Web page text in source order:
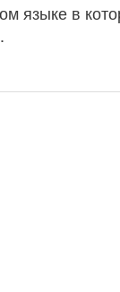
языке в